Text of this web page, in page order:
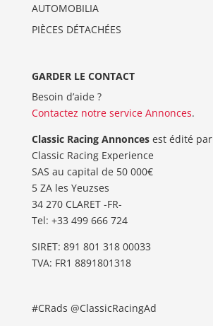
AUTOMOBILIA
PIÈCES DÉTACHÉES
GARDER LE CONTACT
Besoin d’aide ?
Contactez notre service Annonces.
Classic Racing Annoncesest édité par
Classic Racing Experience
SAS au capital de 50 000€
5 ZA les Yeuzses
34 270 CLARET -FR-
Tel: ‭+33 499 666 724‬
SIRET: 891 801 318 00033
TVA: FR1 8891801318
#CRads @ClassicRacingAd